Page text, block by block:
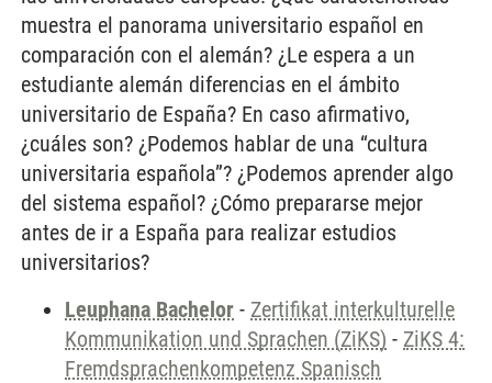
muestra el panorama universitario español en
comparación con el alemán? ¿Le espera a un
estudiante alemán diferencias en el ámbito
universitario de España? En caso afirmativo,
¿cuáles son? ¿Podemos hablar de una “cultura
universitaria española”? ¿Podemos aprender algo
del sistema español? ¿Cómo prepararse mejor
antes de ir a España para realizar estudios
universitarios?
Leuphana Bachelor - Zertifikat interkulturelle
Kommunikation und Sprachen (ZiKS) - ZiKS 4:
Fremdsprachenkompetenz Spanisch